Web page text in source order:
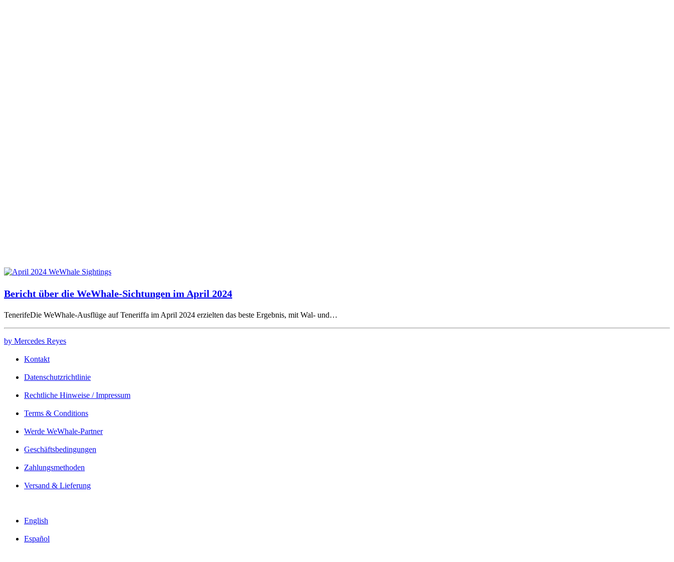
Bericht über die WeWhale-Sichtungen im April 2024
TenerifeDie WeWhale-Ausflüge auf Teneriffa im April 2024 erzielten das beste Ergebnis, mit Wal- und…
by Mercedes Reyes
Kontakt
Datenschutzrichtlinie
Rechtliche Hinweise / Impressum
Terms & Conditions
Werde WeWhale-Partner
Geschäftsbedingungen
Zahlungsmethoden
Versand & Lieferung
English
Español